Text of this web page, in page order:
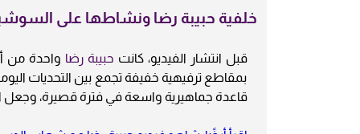
خلفية حبيبة رضا ونشاطها على
قبل انتشار الفيديو، كانت حبيبة رضا واحدة من
بمقاطع ترفيهية خفيفة تجمع بين التحديات
قاعدة جماهيرية واسعة في فترة قصيرة، وجعل